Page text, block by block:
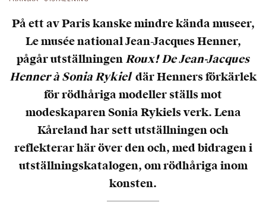
På ett av Paris kanske mindre kända museer,
Le musée national Jean-Jacques Henner,
pågår utställningenRoux! De Jean-Jacques
Henner à Sonia Rykieldär Henners förkärlek
för rödhåriga modeller ställs mot
modeskaparen Sonia Rykiels verk. Lena
Kåreland har sett utställningen och
reflekterar här över den och, med bidragen i
utställningskatalogen, om rödhåriga inom
konsten.